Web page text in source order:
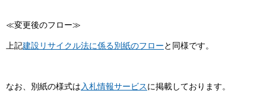
≪変更後のフロー≫
上記建設リサイクル法に係る別紙のフローと同様です。
なお、別紙の様式は 入札情報サービスに掲載しております。